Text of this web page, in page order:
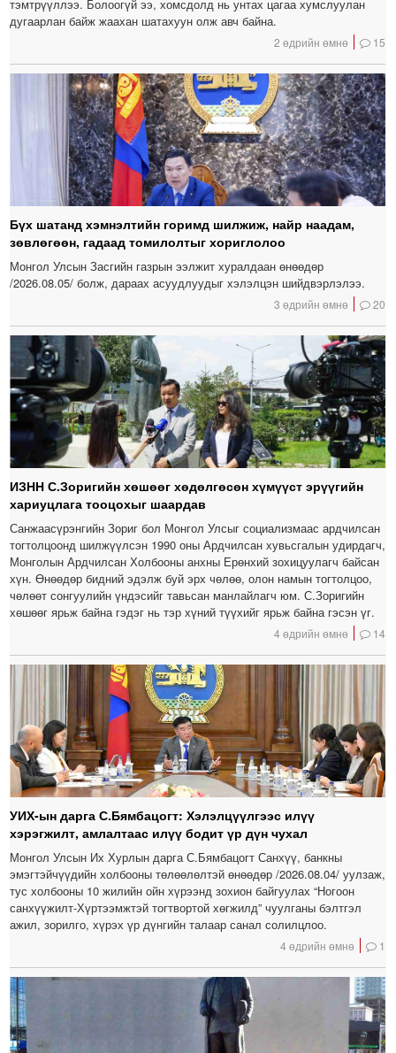
тэмтрүүллээ. Болоогүй ээ, хомсдолд нь унтах цагаа хумслуулан
дугаарлан байж жаахан шатахуун олж авч байна.
2 өдрийн өмнө 15
Бүх шатанд хэмнэлтийн горимд шилжиж, найр наадам,
зөвлөгөөн, гадаад томилолтыг хориглолоо
Монгол Улсын Засгийн газрын ээлжит хуралдаан өнөөдөр
/2026.08.05/ болж, дараах асуудлуудыг хэлэлцэн шийдвэрлэлээ.
3 өдрийн өмнө 20
ИЗНН С.Зоригийн хөшөөг хөдөлгөсөн хүмүүст эрүүгийн
хариуцлага тооцохыг шаардав
Санжаасүрэнгийн Зориг бол Монгол Улсыг социализмаас ардчилсан
тогтолцоонд шилжүүлсэн 1990 оны Ардчилсан хувьсгалын удирдагч,
Монголын Ардчилсан Холбооны анхны Ерөнхий зохицуулагч байсан
хүн. Өнөөдөр бидний эдэлж буй эрх чөлөө, олон намын тогтолцоо,
чөлөөт сонгуулийн үндэсийг тавьсан манлайлагч юм. С.Зоригийн
хөшөөг ярьж байна гэдэг нь тэр хүний түүхийг ярьж байна гэсэн үг.
4 өдрийн өмнө 14
УИХ-ын дарга С.Бямбацогт: Хэлэлцүүлгээс илүү
хэрэгжилт, амлалтаас илүү бодит үр дүн чухал
Монгол Улсын Их Хурлын дарга С.Бямбацогт Санхүү, банкны
эмэгтэйчүүдийн холбооны төлөөлөлтэй өнөөдөр /2026.08.04/ уулзаж,
тус холбооны 10 жилийн ойн хүрээнд зохион байгуулах “Ногоон
санхүүжилт-Хүртээмжтэй тогтвортой хөгжилд” чуулганы бэлтгэл
ажил, зорилго, хүрэх үр дүнгийн талаар санал солилцлоо.
4 өдрийн өмнө 1